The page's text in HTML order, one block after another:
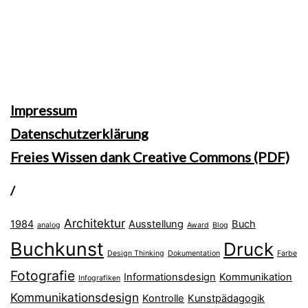
Impressum
Datenschutzerklärung
Freies Wissen dank Creative Commons (PDF)
/
1984 analog Architektur Ausstellung Award Blog Buch
Buchkunst Design Thinking Dokumentation Druck Farbe
Fotografie Infografiken Informationsdesign Kommunikation
Kommunikationsdesign Kontrolle Kunstpädagogik